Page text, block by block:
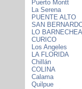
Puerto Montt
La Serena
PUENTE ALTO
SAN
LO BARNECHEA
CURICO
Los Angeles
LA FLORIDA
Chillán
COLINA
Calama
Quilpue